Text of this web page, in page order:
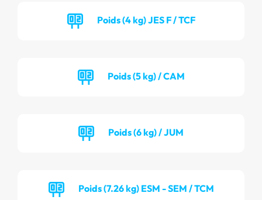
Poids (4 kg) JES F / TCF
Poids (5 kg) / CAM
Poids (6 kg) / JUM
Poids (7.26 kg) ESM - SEM / TCM